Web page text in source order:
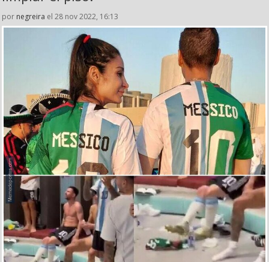
por negreira el 28 nov 2022, 16:13